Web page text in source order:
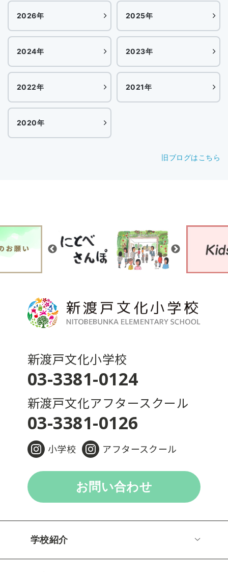
2026年 2025年
2024年 2023年
2022年 2021年
2020年
旧ブログはこちら
新渡戸文化小学校
03-3381-0124
新渡戸文化アフタースクール
03-3381-0126
小学校 アフタースクール
お問い合わせ
学校紹介